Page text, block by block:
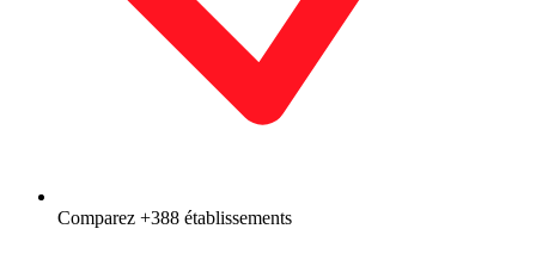
Comparez +388 établissements